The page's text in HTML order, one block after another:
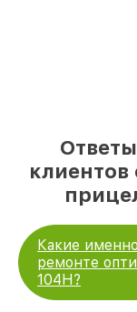
клиентов
Какие
ремонте
104H?